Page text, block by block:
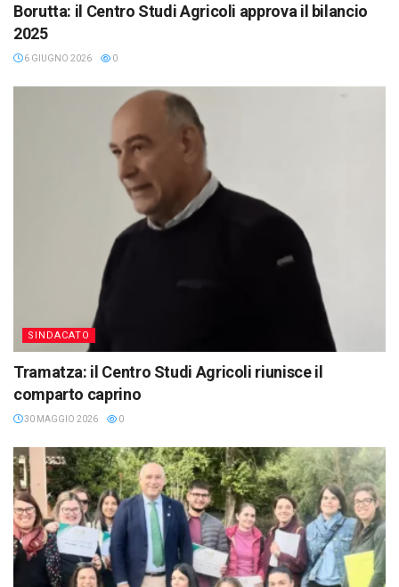
Borutta: il Centro Studi Agricoli approva il bilancio
2025
6 GIUGNO 2026 0
SINDACATO
Tramatza: il Centro Studi Agricoli riunisce il
comparto caprino
30 MAGGIO 2026 0